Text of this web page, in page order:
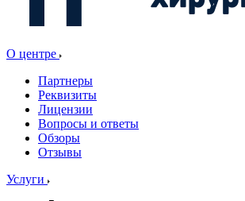
О центре
Партнеры
Реквизиты
Лицензии
Вопросы и ответы
Обзоры
Отзывы
Услуги